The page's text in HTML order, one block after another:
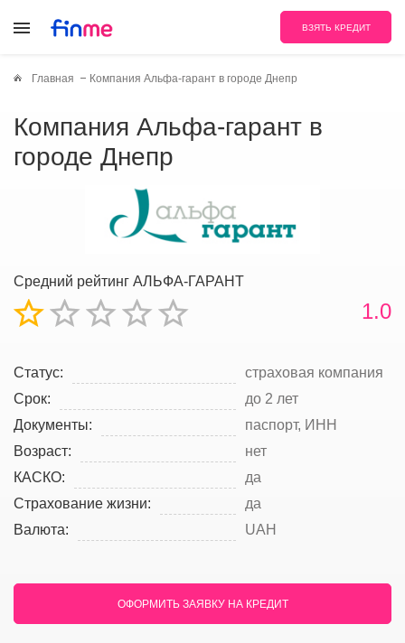
ВЗЯТЬ КРЕДИТ
Главная Компания Альфа-гарант в городе Днепр
Компания Альфа-гарант в
городе Днепр
Средний рейтинг АЛЬФА-ГАРАНТ
1.0
Статус:
страховая компания
Срок:
до 2 лет
Документы:
паспорт, ИНН
Возраст:
нет
КАСКО:
да
Страхование жизни:
да
Валюта:
UAH
ОФОРМИТЬ ЗАЯВКУ НА КРЕДИТ